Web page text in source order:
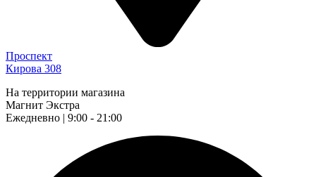
Проспект
Кирова 308
На территории магазина
Магнит Экстра
Ежедневно | 9:00 - 21:00